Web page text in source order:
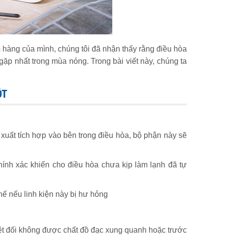
của mình, chúng tôi đã nhận thấy rằng điều hòa
nhất trong mùa nóng. Trong bài viết này, chúng ta
tích hợp vào bên trong điều hòa, bộ phận này sẽ
xác khiến cho điều hòa chưa kịp làm lạnh đã tự
nếu linh kiện này bị hư hỏng
đối không được chất đồ đạc xung quanh hoặc trước